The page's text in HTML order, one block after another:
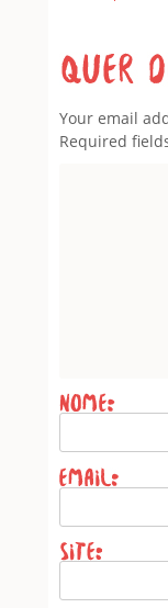
Leave a
Your email
Required
*